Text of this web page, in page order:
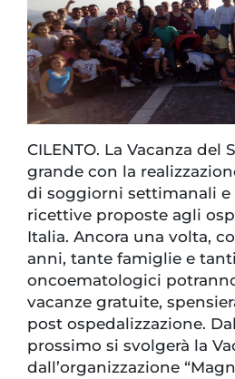
CILENTO. La Vacanza del
grande con la
di soggiorni settimanali e
ricettive proposte agli
Italia. Ancora una volta,
anni, tante famiglie e
oncoematologici
vacanze gratuite,
post ospedalizzazione.
prossimo si svolgerà la
dall’organizzazione